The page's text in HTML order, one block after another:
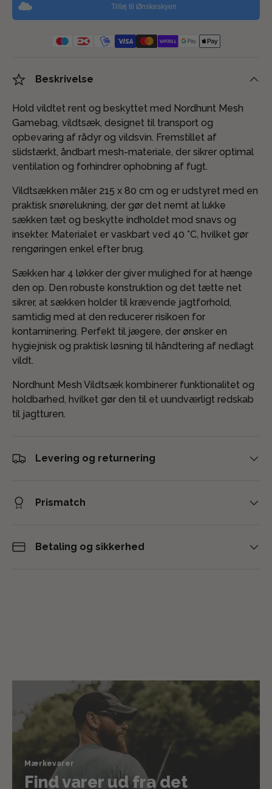
Tilføj til Ønskeskyen
Beskrivelse
Hold vildtet rent og beskyttet med Nordhunt Mesh
Gamebag, vildtsæk, designet til transport og
opbevaring af rådyr og vildsvin. Fremstillet af
slidstærkt, åndbart mesh-materiale, der sikrer optimal
ventilation og forhindrer ophobning af fugt.
Vildtsækken måler 215 x 80 cm og er udstyret med en
praktisk snørelukning, der gør det nemt at lukke
sækken tæt og beskytte indholdet mod snavs og
insekter. Materialet er vaskbart ved 40 °C, hvilket gør
rengøringen enkel efter brug.
Sækken har 4 løkker der giver mulighed for at hænge
den op. Den robuste konstruktion og det tætte net
sikrer, at sækken holder til krævende jagtforhold,
samtidig med at den reducerer risikoen for
kontaminering. Perfekt til jægere, der ønsker en
hygiejnisk og praktisk løsning til håndtering af nedlagt
vildt.
Nordhunt Mesh Vildtsæk kombinerer funktionalitet og
holdbarhed, hvilket gør den til et uundværligt redskab
til jagtturen.
Levering og returnering
Prismatch
Betaling og sikkerhed
Mærkevarer
Find varer ud fra det